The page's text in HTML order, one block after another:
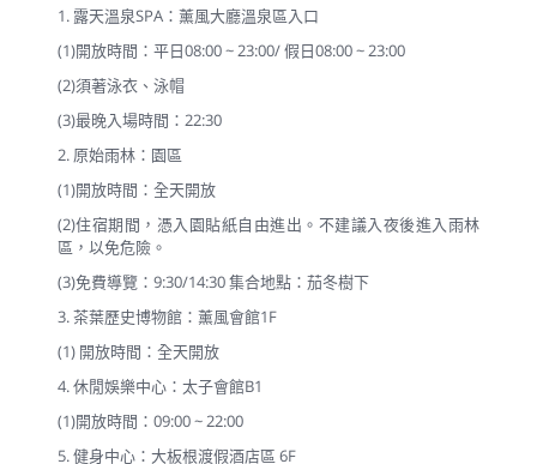
1. 露天溫泉SPA：薰風大廳溫泉區入口
(1)開放時間：平日08:00 ~ 23:00/ 假日08:00 ~ 23:00
(2)須著泳衣、泳帽
(3)最晚入場時間：22:30
2. 原始雨林：園區
(1)開放時間：全天開放
(2)住宿期間，憑入園貼紙自由進出。不建議入夜後進入雨林
區，以免危險。
(3)免費導覽：9:30/14:30 集合地點：茄冬樹下
3. 茶葉歷史博物館：薰風會館1F
(1) 開放時間：全天開放
4. 休閒娛樂中心：太子會館B1
(1)開放時間：09:00 ~ 22:00
5. 健身中心：大板根渡假酒店區 6F